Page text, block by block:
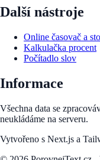
Další nástroje
Online časovač a
Kalkulačka procent
Počítadlo slov
Informace
Všechna data se
neukládáme na serveru.
Vytvořeno s Next.js a